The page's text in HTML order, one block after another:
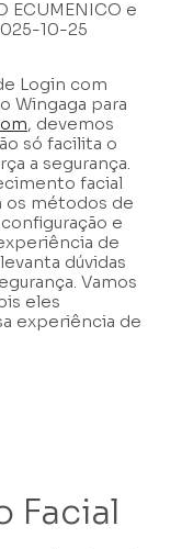
Login com
Wingaga para
, devemos
só facilita o
a segurança.
facial
os métodos de
e
de
dúvidas
Vamos
eles
experiência de
Facial